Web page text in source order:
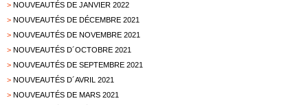
> NOUVEAUTÉS DE JANVIER 2022
> NOUVEAUTÉS DE DÉCEMBRE 2021
> NOUVEAUTÉS DE NOVEMBRE 2021
> NOUVEAUTÉS D´OCTOBRE 2021
> NOUVEAUTÉS DE SEPTEMBRE 2021
> NOUVEAUTÉS D´AVRIL 2021
> NOUVEAUTÉS DE MARS 2021